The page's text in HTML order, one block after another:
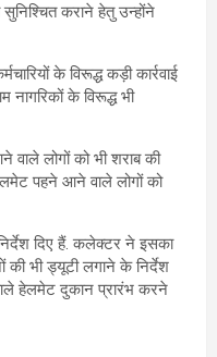
कराने हेतु उन्होंने
के विरूद्ध कड़ी कार्रवाई
नागरिकों के विरूद्ध भी
वाले लोगों को भी शराब की
हेलमेट पहने आने वाले लोगों को
दिए हैं. कलेक्टर ने इसका
की भी ड्यूटी लगाने के निर्देश
हेलमेट दुकान प्रारंभ करने